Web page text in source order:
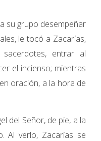
su grupo desempeñar
le tocó a Zacarías,
entrar al
el incienso; mientras
oración, a la hora de
del Señor, de pie, a la
Al verlo, Zacarías se